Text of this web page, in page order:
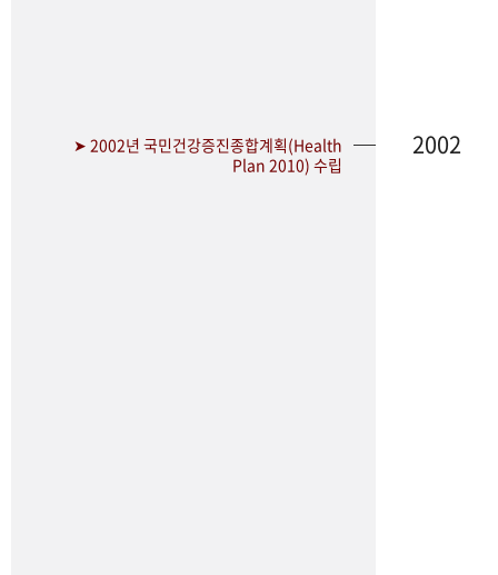
➤ 2002년 국민건강증진종합계획(Health
Plan 2010) 수립
2002